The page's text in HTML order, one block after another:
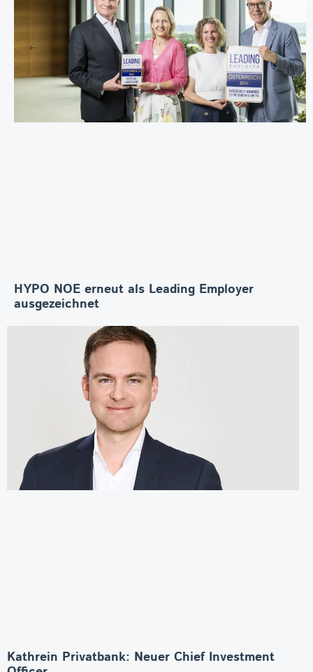
HYPO NOE erneut als Leading Employer
ausgezeichnet
Kathrein Privatbank: Neuer Chief Investment